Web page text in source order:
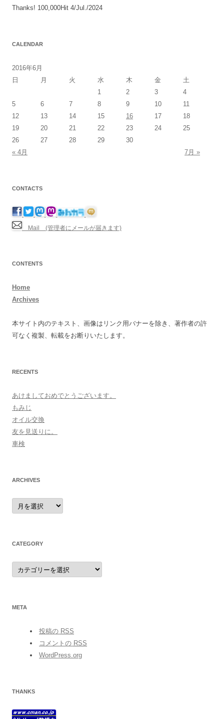
Thanks! 100,000Hit 4/Jul./2024
CALENDAR
2016年6月
日
月 火 水 木 金
土
1
2 3
4
5
6 7 8 9 10
11
12
13 14 15 16 17
18
19
20 21 22 23 24
25
26
27 28 29
30
« 4月
7月 »
CONTACTS
Mail (管理者にメールが届きます)
CONTENTS
Home
Archives
本サイト内のテキスト、画像はリンク用バナーを除き、著作者の許
可なく複製、転載をお断りいたします。
RECENTS
あけましておめでとうございます。
もみじ
オイル交換
友を見送りに。
車検
ARCHIVES
archives
CATEGORY
category
META
投稿の RSS
コメントの RSS
WordPress.org
THANKS